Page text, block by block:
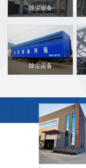
除尘设备
除尘设备